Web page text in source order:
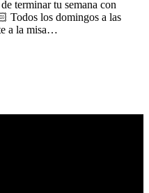
terminar tu semana con
Todos los domingos a las
a la misa…